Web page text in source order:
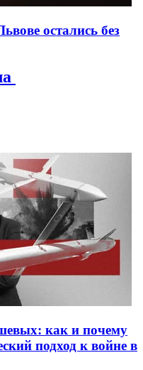
остались без
как и почему
подход к войне в